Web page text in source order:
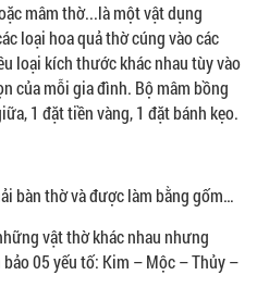
mâm thờ...là một vật dụng
loại hoa quả thờ cúng vào các
loại kích thước khác nhau tùy vào
của mỗi gia đình. Bộ mâm bồng
1 đặt tiền vàng, 1 đặt bánh kẹo.
bàn thờ và được làm bằng gốm…
vật thờ khác nhau nhưng
05 yếu tố: Kim – Mộc – Thủy –